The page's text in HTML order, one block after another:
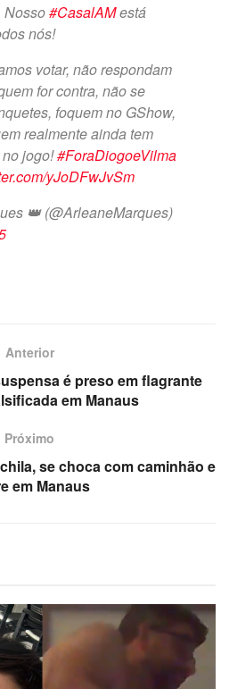
Nosso#CasalAMestá
nós!
votar, não respondam
for contra, não se
foquem no GShow,
realmente ainda tem
jogo!#ForaDiogoeVilma
yJoDFwJvSm
👑 (@ArleaneMarques)
Anterior
é preso em flagrante
em Manaus
Próximo
se choca com caminhão e
em Manaus